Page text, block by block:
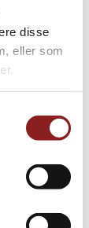
disse
eller som